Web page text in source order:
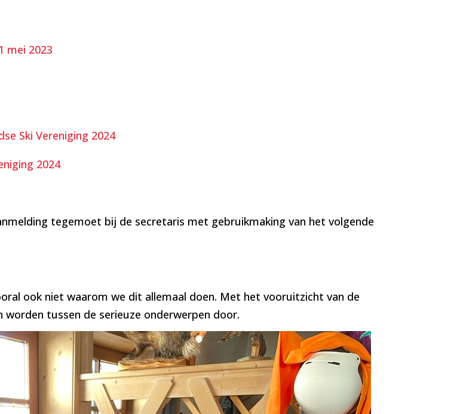
mei 2023
Ski Vereniging 2024
2024
tegemoet bij de secretaris met gebruikmaking van het volgende
ook niet waarom we dit allemaal doen. Met het vooruitzicht van de
worden tussen de serieuze onderwerpen door.